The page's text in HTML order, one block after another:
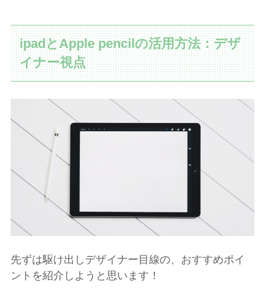
ipadとApple pencilの活用方法：デザ
イナー視点
先ずは駆け出しデザイナー目線の、おすすめポイ
ントを紹介しようと思います！